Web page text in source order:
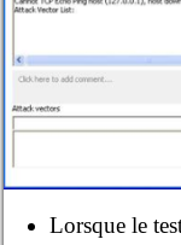
Lorsque le